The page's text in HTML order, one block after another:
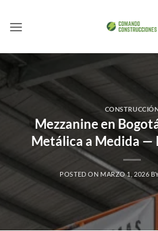
Mezzanine en
Metálica a Medida —
POSTED ON MARZO 1, 2026